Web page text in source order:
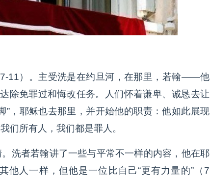
11）。主受洗是在约旦河，在那里，若翰——他
除免罪过和悔改任务。人们怀着谦卑、诚恳去让
”，耶稣也去那里，并开始他的职责：他如此展现
们所有人，我们都是罪人。
洗者若翰讲了一些与平常不一样的内容，他在耶
他人一样，但他是一位比自己“更有力量的”（7